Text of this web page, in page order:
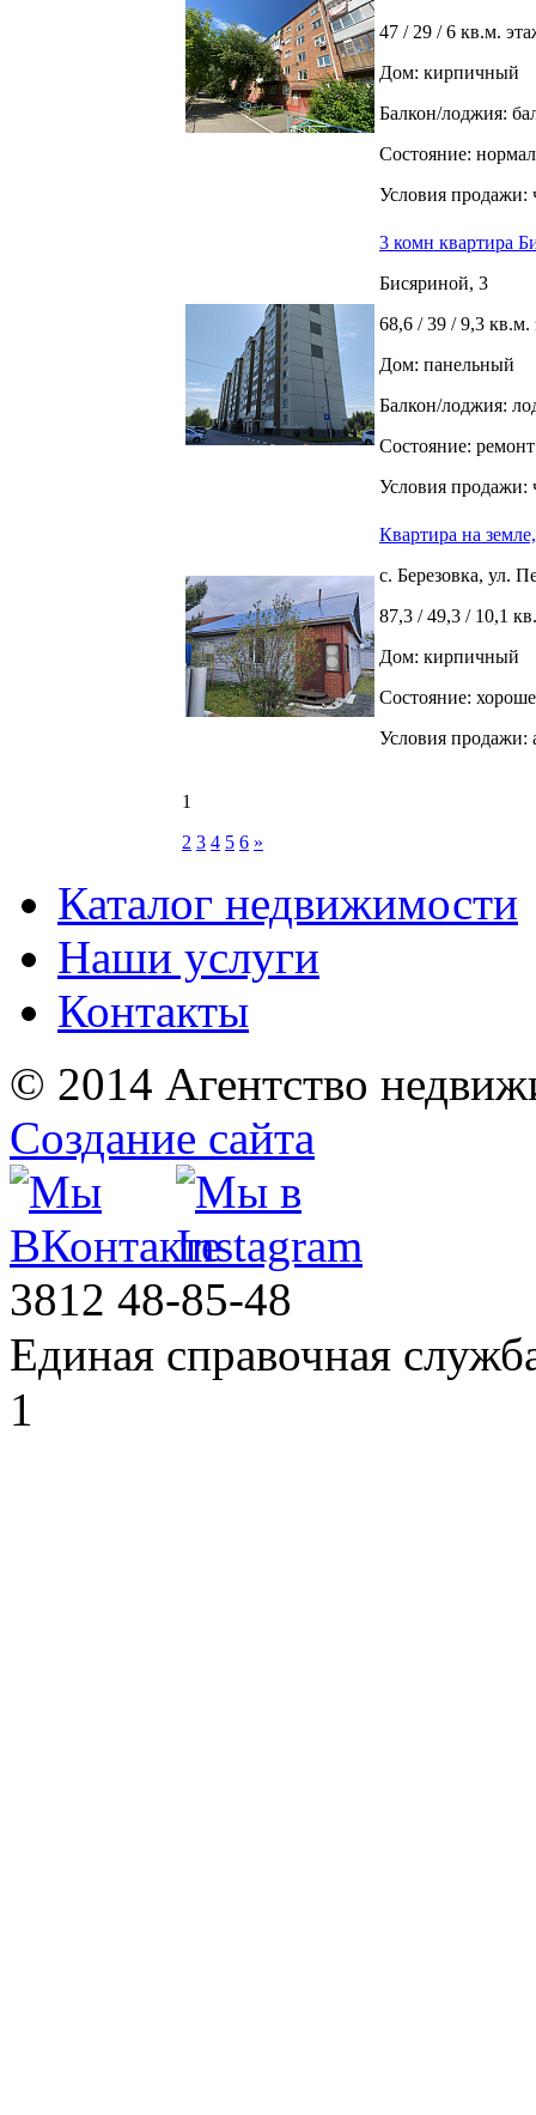
47 / 29 / 6 кв.м.
Дом: кирпичный
Балкон/лоджия:
Состояние:
Условия продажи:
3 комн квартира
Бисяриной, 3
68,6 / 39 / 9,3 кв.м.
Дом: панельный
Балкон/лоджия:
Состояние:
Условия продажи:
Квартира на
с. Березовка, ул.
87,3 / 49,3 / 10,1
Дом: кирпичный
Состояние:
Условия продажи:
1
2 3 4 5 6 »
Каталог недвижимости
Наши услуги
Контакты
© 2014 Агентство
Создание сайта
3812 48-85-48
Единая справочная
1